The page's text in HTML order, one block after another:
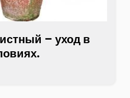
– уход в